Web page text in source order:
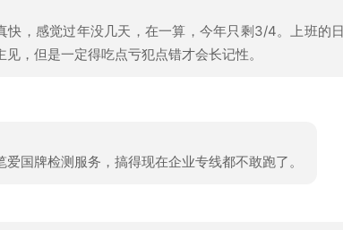
快，感觉过年没几天，在一算，今年只剩3/4。上班的
见，但是一定得吃点亏犯点错才会长记性。
爱国牌检测服务，搞得现在企业专线都不敢跑了。